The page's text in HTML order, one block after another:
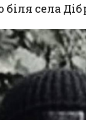
села